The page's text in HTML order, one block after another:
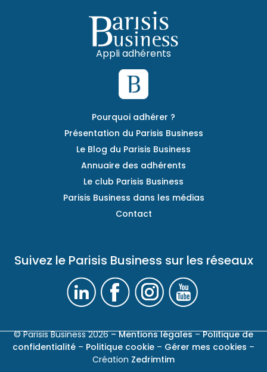
Appli adhérents
Pourquoi adhérer ?
Présentation du Parisis Business
Le Blog du Parisis Business
Annuaire des adhérents
Le club Parisis Business
Parisis Business dans les médias
Contact
Suivez le Parisis Business sur les réseaux
© Parisis Business 2026– Mentions légales–Politique de
confidentialité – Politique cookie – Gérer mes cookies –
Création Zedrimtim